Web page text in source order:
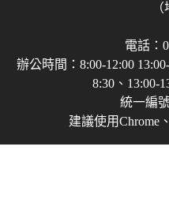
電話：
辦公時間：8:00-12:00
8:30、13:00-
統一編
建議使用Chrome